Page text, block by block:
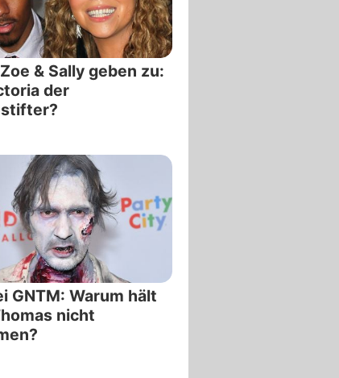
& Sally geben zu:
der
GNTM: Warum hält
nicht